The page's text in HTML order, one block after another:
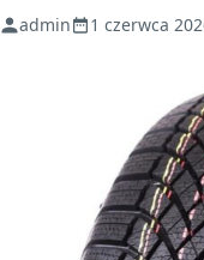
admin 1 czerwca